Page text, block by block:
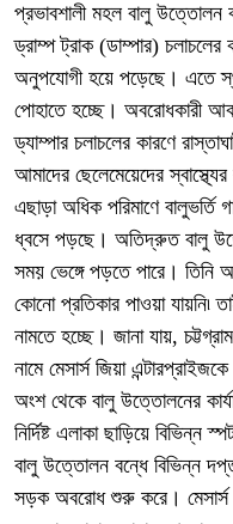
প্রভাবশালী মহল বালু উত্তোলন
ড্রাম্প ট্রাক (ডাম্পার)
অনুপযোগী হয়ে পড়েছে। এতে
পোহাতে হচ্ছে। অবরোধকারী
ড্যাম্পার চলাচলের কারণে
আমাদের ছেলেমেয়েদের
এছাড়া অধিক পরিমাণে বালুভর্তি
ধ্বসে পড়ছে। অতিদ্রুত বালু
সময় ভেঙ্গে পড়তে পারে। তিনি
কোনো প্রতিকার পাওয়া যায়নি৷
নামতে হচ্ছে। জানা যায়,
নামে মেসার্স জিয়া
অংশ থেকে বালু উত্তোলনের
নির্দিষ্ট এলাকা ছাড়িয়ে
বালু উত্তোলন বন্ধে বিভিন্ন
সড়ক অবরোধ শুরু করে। মেসার্স